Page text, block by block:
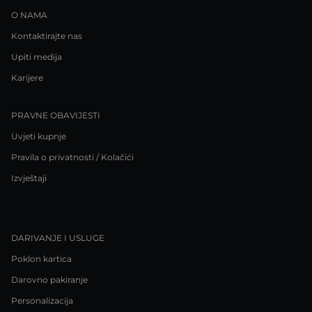
O NAMA
Kontaktirajte nas
Upiti medija
Karijere
PRAVNE OBAVIJESTI
Uvjeti kupnje
Pravila o privatnosti / Kolačići
Izvještaji
DARIVANJE I USLUGE
Poklon kartica
Darovno pakiranje
Personalizacija